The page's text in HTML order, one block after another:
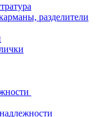
разделители